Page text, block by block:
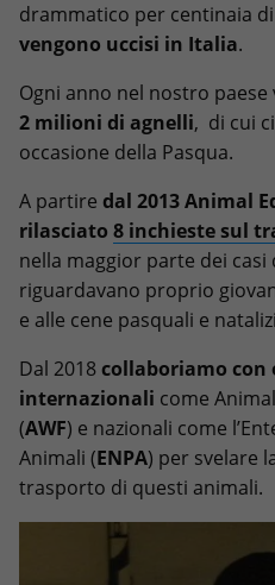
drammatico per centinaia di
vengono uccisi in Italia.
Ogni anno nel nostro paese
2 milioni di agnelli, di cui
occasione della Pasqua.
A partire dal 2013 Animal
rilasciato 8 inchiestesul
nella maggior parte dei
riguardavano proprio
e alle cene pasquali e
Dal 2018collaboriamo con
internazionali come
(AWF) e nazionali come
Animali (ENPA) per svelare
trasporto di questi animali.